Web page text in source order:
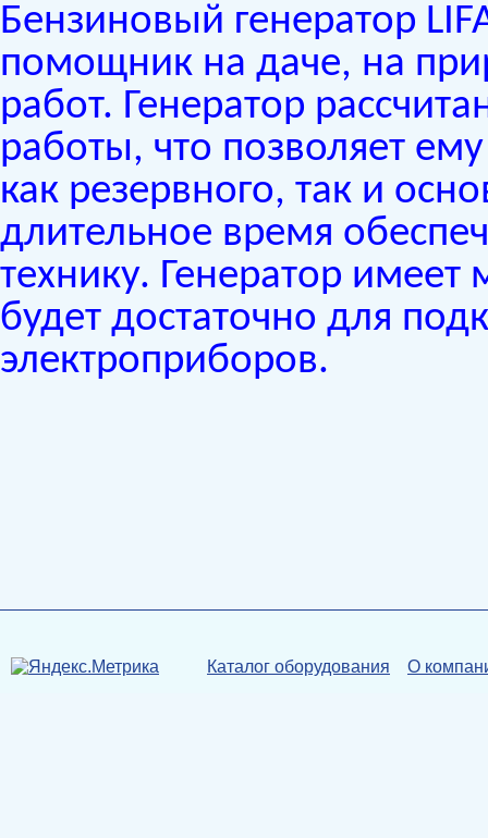
Бензиновый генератор
помощник на даче, на
работ. Генератор
работы, что позволяет
как резервного, так и
длительное время
технику. Генератор
будет достаточно для
электроприборов.
Каталог оборудования О